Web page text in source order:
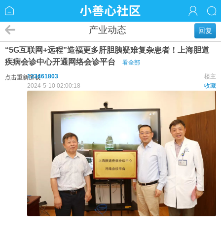
回复
产业动态
“5G互联网+远程”造福更多肝胆胰疑难复杂患者！上海胆道
疾病会诊中心开通网络会诊平台
看全部
点击重新加载 楼主
123461803
收藏
2024-5-10 02:00:18